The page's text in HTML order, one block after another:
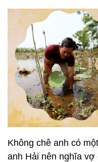
Không chê anh có
anh Hải nên nghĩa